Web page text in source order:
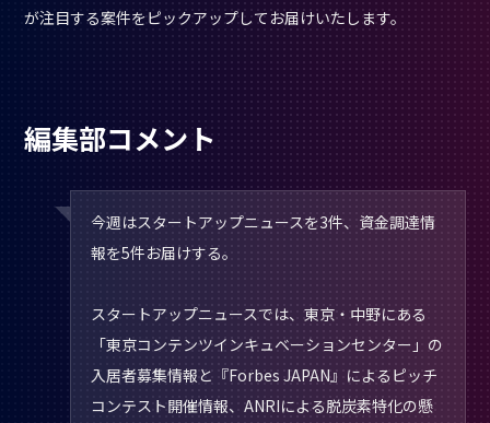
が注目する案件をピックアップしてお届けいたします。
編集部コメント
今週はスタートアップニュースを3件、資金調達情
報を5件お届けする。
スタートアップニュースでは、東京・中野にある
「東京コンテンツインキュベーションセンター」の
入居者募集情報と『Forbes JAPAN』によるピッチ
コンテスト開催情報、ANRIによる脱炭素特化の懸